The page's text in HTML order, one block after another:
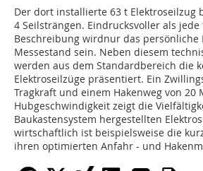
Der dort installierte 63 t Elektroseilzug
4 Seilsträngen. Eindrucksvoller als
Beschreibung wirdnur das persönliche
Messestand sein. Neben diesem
werden aus dem Standardbereich die
Elektroseilzüge präsentiert. Ein
Tragkraft und einem Hakenweg von 20
Hubgeschwindigkeit zeigt die
Baukastensystem hergestellten
wirtschaftlich ist beispielsweise die
ihren optimierten Anfahr - und